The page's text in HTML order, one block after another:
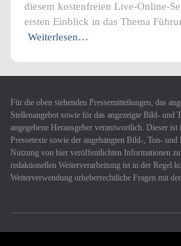
diesem kostenfreien Live-Online-
ersten Einblick in das Thema
Weiterlesen…
Für die oben stehenden Pressemitteilungen, das
Stellenangebot sowie für das angezeigte Bild- und
angegebene Herausgeber verantwortlich. Dieser
Pressetexte sowie der angehängten Bild-, Ton-
Nutzung von hier veröffentlichten Informationen
redaktionellen Weiterverarbeitung ist in der Regel
Weiterverwendung urheberrechtliche Fragen mit